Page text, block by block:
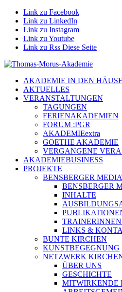
Link zu Facebook
Link zu LinkedIn
Link zu Instagram
Link zu Youtube
Link zu Rss Diese Seite
AKADEMIE IN DEN
AKTUELLES
VERANSTALTUNGEN
TAGUNGEN
FERIENAKADEMIEN
FORUM :PGR
AKADEMIEextra
GOETHE AKADEMIE
VERGANGENE
AKADEMIEBUSINESS
PROJEKTE
BENSBERGER
BENSBERGER
INHALTE
LINKS &
BUNTE KIRCHEN
KUNSTBEGEGNUNG
NETZWERK
ÜBER UNS
GESCHICHTE
MITWIRKENDE